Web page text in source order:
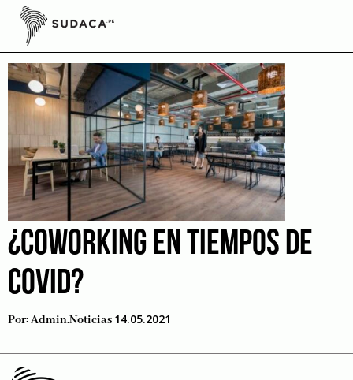
Skip
contentcomunal
¿COWORKING EN TIEMPOS DE
COVID?
Por:Admin.noticias 14.05.2021